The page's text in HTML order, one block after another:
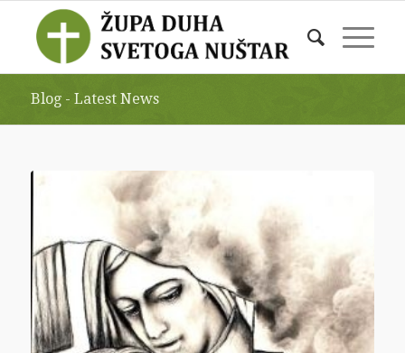
Blog - Latest News